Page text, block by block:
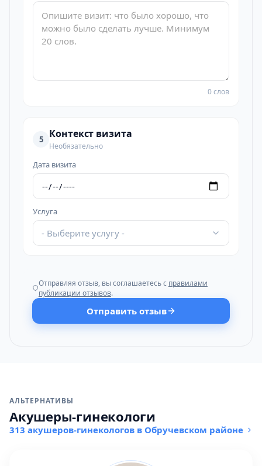
0 слов
5 Контекст визита
Необязательно
Дата визита
Услуга
- Выберите услугу -
Отправляя отзыв, вы соглашаетесь с правилами
публикации отзывов.
Отправить отзыв
АЛЬТЕРНАТИВЫ
Акушеры-гинекологи
313 акушеров-гинекологов в Обручевском районе